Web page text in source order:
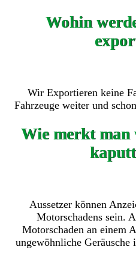
Wohin
Wir Exportieren keine
Fahrzeuge weiter und
Wie merkt man
Aussetzer können
Motorschadens sein.
Motorschaden an einem
ungewöhnliche